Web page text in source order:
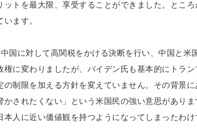
ットを最大限、享受することができました。とこ
ます。
国に対して高関税をかける決断を行い、中国と米
権に変わりましたが、バイデン氏も基本的にトラ
の制限を加える方針を変えていません。その背景
かされたくない」という米国民の強い意思があり
本人に近い価値観を持つようになってしまったわけ